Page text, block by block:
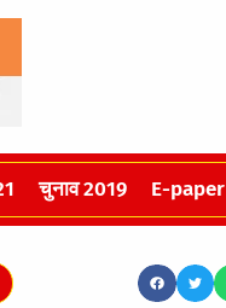
चुनाव 2019 E-paper